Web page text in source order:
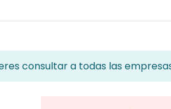
consultar a todas las